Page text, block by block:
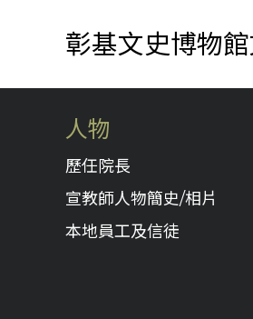
彰基文史博物
人物
歷任院長
宣教師人物簡史/相片
本地員工及信徒